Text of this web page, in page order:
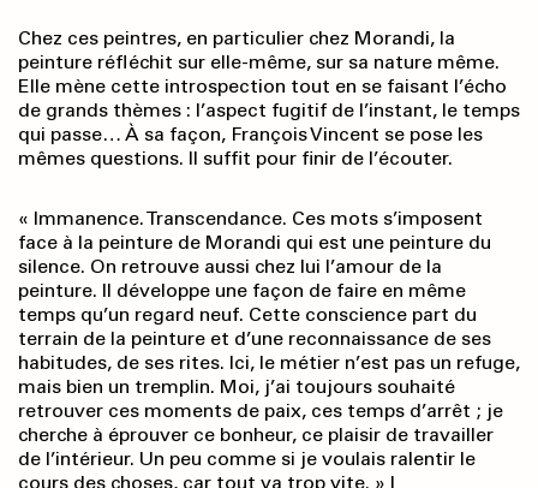
Chez ces peintres, en particulier chez Morandi, la
peinture réfléchit sur elle-même, sur sa nature même.
Elle mène cette introspection tout en se faisant l’écho
de grands thèmes : l’aspect fugitif de l’instant, le temps
qui passe… À sa façon, François Vincent se pose les
mêmes questions. Il suffit pour finir de l’écouter.
« Immanence. Transcendance. Ces mots s’imposent
face à la peinture de Morandi qui est une peinture du
silence. On retrouve aussi chez lui l’amour de la
peinture. Il développe une façon de faire en même
temps qu’un regard neuf. Cette conscience part du
terrain de la peinture et d’une reconnaissance de ses
habitudes, de ses rites. Ici, le métier n’est pas un refuge,
mais bien un tremplin. Moi, j’ai toujours souhaité
retrouver ces moments de paix, ces temps d’arrêt ; je
cherche à éprouver ce bonheur, ce plaisir de travailler
de l’intérieur. Un peu comme si je voulais ralentir le
cours des choses, car tout va trop vite. » l